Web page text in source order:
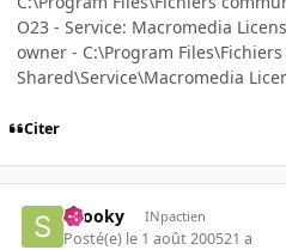
O23 - Service: Macromedia
owner - C:\Program
Shared\Service\Macromedia
Citer
snooky INpactien
Posté(e) le 1 août 200521 a